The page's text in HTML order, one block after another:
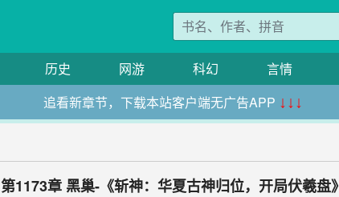
历史 网游 科幻 言情
追看新章节，下载本站客户端无广告APP ↓↓↓
第1173章 黑巢-《斩神：华夏古神归位，开局伏羲盘》